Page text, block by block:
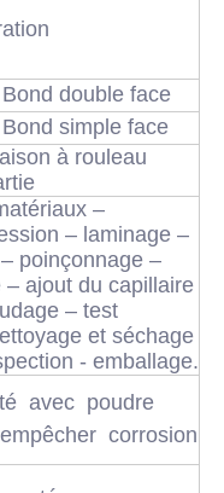
double face
simple face
à rouleau
–
– laminage –
poinçonnage –
ajout du capillaire
– test
et séchage
- emballage.
avec poudre
corrosion